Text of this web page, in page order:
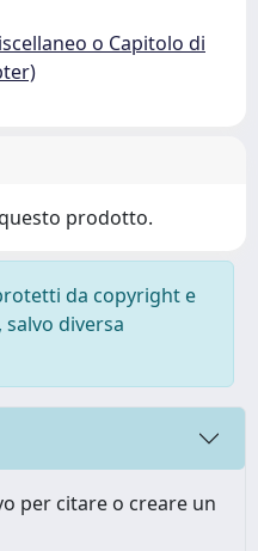
o Capitolo di
prodotto.
da copyright e
diversa
per citare o creare un